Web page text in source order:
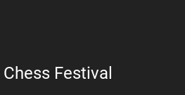
Festival